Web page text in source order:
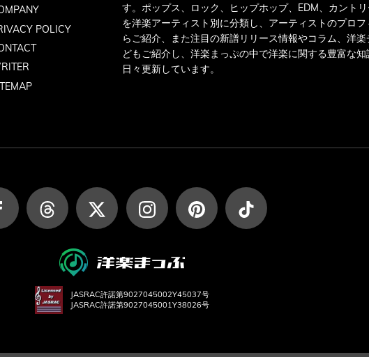
POLICY
す。ポップス、ロック、ヒップホップ、EDM、カント
を洋楽アーティスト別に分類し、アーティストのプロ
らご紹介、また注目の新譜リリース情報やコラム、洋
どもご紹介し、洋楽まっぷの中で洋楽に関する豊富な
日々更新しています。
JASRAC許諾第9027045002Y45037号
JASRAC許諾第9027045001Y38026号